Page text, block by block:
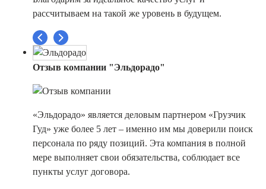
рассчитываем на такой же уровень в будущем.
Отзыв компании "Эльдорадо"
«Эльдорадо» является деловым партнером «Грузчик
Гуд» уже более 5 лет – именно им мы доверили поиск
персонала по ряду позиций. Эта компания в полной
мере выполняет свои обязательства, соблюдает все
пункты услуг договора.